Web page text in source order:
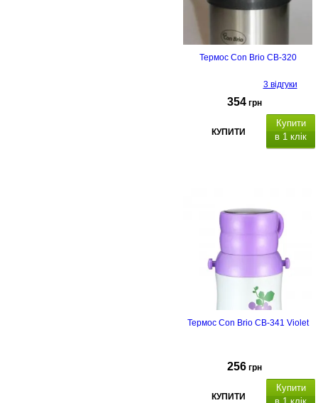
Термос Con Brio CB-320
3 відгуки
354 грн
КУПИТИ
Купити
в 1 клік
Термос Con Brio CB-341 Violet
256 грн
КУПИТИ
Купити